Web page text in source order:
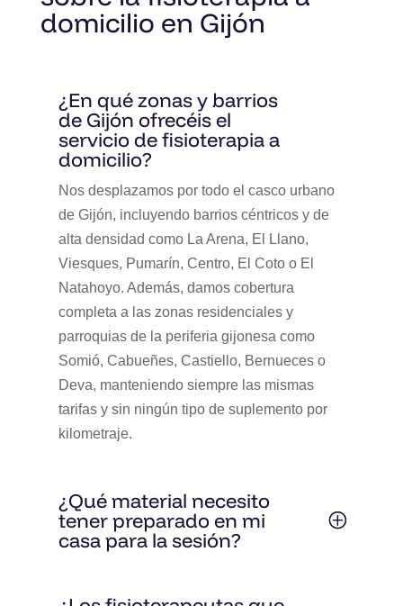
domicilio en Gijón
¿En qué zonas y barrios
de Gijón ofrecéis el
servicio de fisioterapia a
domicilio?
Nos desplazamos por todo el casco urbano
de Gijón, incluyendo barrios céntricos y de
alta densidad como La Arena, El Llano,
Viesques, Pumarín, Centro, El Coto o El
Natahoyo. Además, damos cobertura
completa a las zonas residenciales y
parroquias de la periferia gijonesa como
Somió, Cabueñes, Castiello, Bernueces o
Deva, manteniendo siempre las mismas
tarifas y sin ningún tipo de suplemento por
kilometraje.
¿Qué material necesito
tener preparado en mi
casa para la sesión?